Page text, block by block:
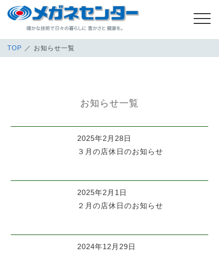
TOP ／ お知らせ一覧
お知らせ一覧
2025年2月28日
３月の店休日のお知らせ
2025年2月1日
２月の店休日のお知らせ
2024年12月29日